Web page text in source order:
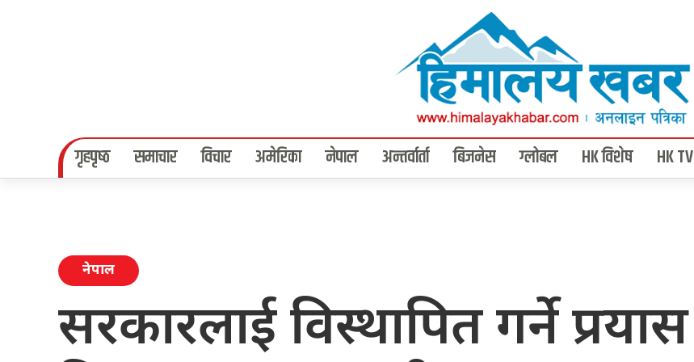
गृहपृष्‍ठ समाचार विचार अमेरिका नेपाल अन्तर्वार्ता बिजनेस ग्लोबल HK विशेष HK TV
नेपाल
सरकारलाई विस्थापित गर्ने प्रयास